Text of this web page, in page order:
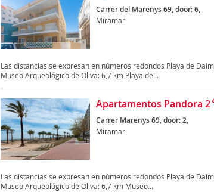
Carrer del Marenys 69, door: 6,
Miramar
Las distancias se expresan en números redondos Playa de
Museo Arqueológico de Oliva: 6,7 km Playa de...
Apartamentos Pandora 2
Carrer Marenys 69, door: 2,
Miramar
Las distancias se expresan en números redondos Playa de
Museo Arqueológico de Oliva: 6,7 km Museo...